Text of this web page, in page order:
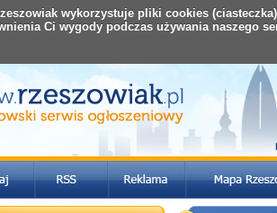
wykorzystuje pliki cookies
Ci wygody podczas używania naszego